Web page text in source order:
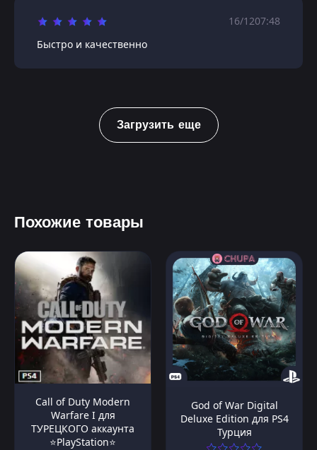
16/1207:48
Быстро и качественно
Загрузить еще
Похожие товары
Call of Duty Modern
Warfare I для
ТУРЕЦКОГО аккаунта
⭐PlayStation⭐
God of War Digital
Deluxe Edition для PS4
Турция